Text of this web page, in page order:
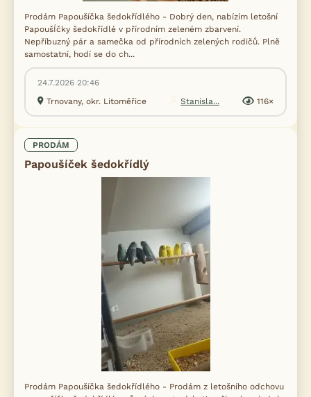
Prodám Papoušíčka šedokřídlého - Dobrý den, nabízím letošní
PapoušÍčky šedokřídlé v přírodním zeleném zbarvení.
Nepříbuzný pár a samečka od přírodních zelených rodičů. Plně
samostatní, hodí se do ch...
24.7.2026 20:46
Trnovany, okr. Litoměřice
Stanisla... 116×
PRODÁM
Papoušíček šedokřídlý
Prodám Papoušíčka šedokřídlého - Prodám z letošního odchovu